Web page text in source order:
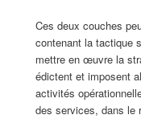
Ces deux couches
contenant la tactique
mettre en œuvre la
édictent et imposent
activités
des services, dans le